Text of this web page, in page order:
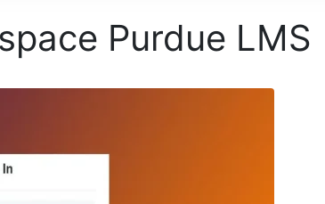
Purdue LMS